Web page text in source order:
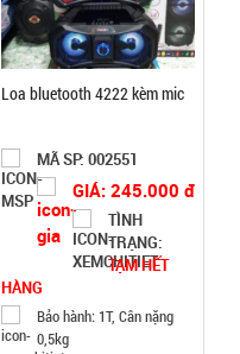
Đặt
hàng
Băng keo
chống
thấm siêu
- BẢN 5CM
004739
Loa bluetooth 4222 kèm mic
MÃ SP: 002551
GIÁ: 245.000 đ
TÌNH
TRẠNG:
TẠM HẾT
HÀNG
Bảo hành: 1T, Cân nặng
0,5kg